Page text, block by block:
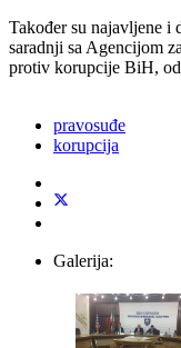
Također su najavljene i
saradnji sa Agencijom
protiv korupcije BiH,
pravosuđe
korupcija
Galerija: